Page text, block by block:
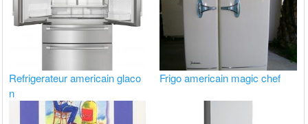
Refrigerateur americain glaco
n
Frigo americain magic chef